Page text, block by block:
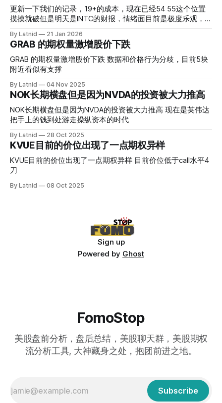
更新一下我们的记录，19+的成本，现在已经54 55这个位置
摸摸就破但是明天是INTC的财报，情绪面目前是极度乐观，反
是突破前的支撑CC感觉可以做，放远些, 因为18A的经验还未
真正得到普遍大众的关注，当然财报可以继续出新消息顶一下
压力位置。 数据在70驻扎 整体呈现 47 – 60 短期位置
By Latnid 21 Jan 2026
GRAB 的期权量激增股价下跌
GRAB 的期权量激增股价下跌 数据和价格行为分歧，目前5块
附近看似有支撑
By Latnid 04 Nov 2025
NOK长期横盘但是因为NVDA的投资被大力推高
NOK长期横盘但是因为NVDA的投资被大力推高 现在是英伟达
把手上的钱到处游走操纵资本的时代
By Latnid 28 Oct 2025
KVUE目前的价位出现了一点期权异样
KVUE目前的价位出现了一点期权异样 目前价位低于call水平4
刀
By Latnid 08 Oct 2025
Sign up
Powered by Ghost
FomoStop
美股盘前分析，盘后总结，美股聊天群，美股期权
流分析工具, 大神藏身之处，抱团前进之地。
Subscribe